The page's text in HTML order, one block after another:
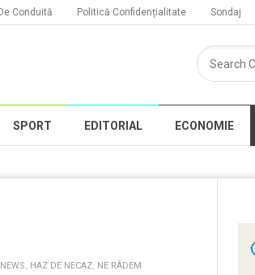
Conduită Politică Confidențialitate Sondaj
SPORT EDITORIAL ECONOMIE
, HAZ DE NECAZ, NE RÂDEM